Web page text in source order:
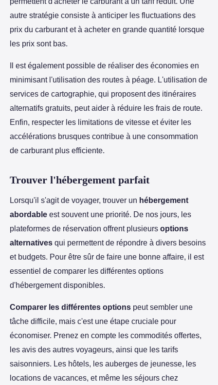
autre stratégie consiste à anticiper les fluctuations des
prix du carburant et à acheter en grande quantité lorsque
les prix sont bas.
Il est également possible de réaliser des économies en
minimisant l'utilisation des routes à péage. L'utilisation de
services de cartographie, qui proposent des itinéraires
alternatifs gratuits, peut aider à réduire les frais de route.
Enfin, respecter les limitations de vitesse et éviter les
accélérations brusques contribue à une consommation
de carburant plus efficiente.
Trouver l'hébergement parfait
Lorsqu'il s'agit de voyager, trouver un hébergement
abordable est souvent une priorité. De nos jours, les
plateformes de réservation offrent plusieurs options
alternatives qui permettent de répondre à divers besoins
et budgets. Pour être sûr de faire une bonne affaire, il est
essentiel de comparer les différentes options
d'hébergement disponibles.
Comparer les différentes options peut sembler une
tâche difficile, mais c'est une étape cruciale pour
économiser. Prenez en compte les commodités offertes,
les avis des autres voyageurs, ainsi que les tarifs
saisonniers. Les hôtels, les auberges de jeunesse, les
locations de vacances, et même les séjours chez